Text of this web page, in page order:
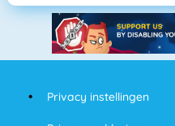
Privacy instellingen